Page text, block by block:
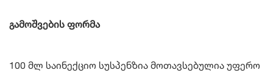
გამოშვების ფორმა
100 მლ საინექციო სუსპენზია მოთავსებულია უფერო